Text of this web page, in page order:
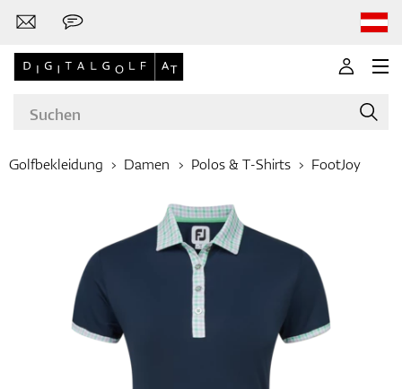
Marken
Golfschläger
Golfbekleidung Damen Polos & T-Shirts FootJoy